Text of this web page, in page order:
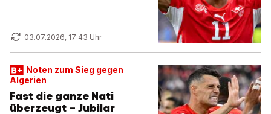
03.07.2026, 17:43 Uhr
Noten zum Sieg gegen
Algerien
Fast die ganze Nati
überzeugt – Jubilar